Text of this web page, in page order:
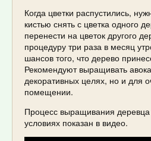
Когда цветки распустились,
кистью снять с цветка одного
перенести на цветок другого
процедуру три раза в месяц
шансов того, что дерево
Рекомендуют выращивать
декоративных целях, но и для
помещении.
Процесс выращивания
условиях показан в видео.